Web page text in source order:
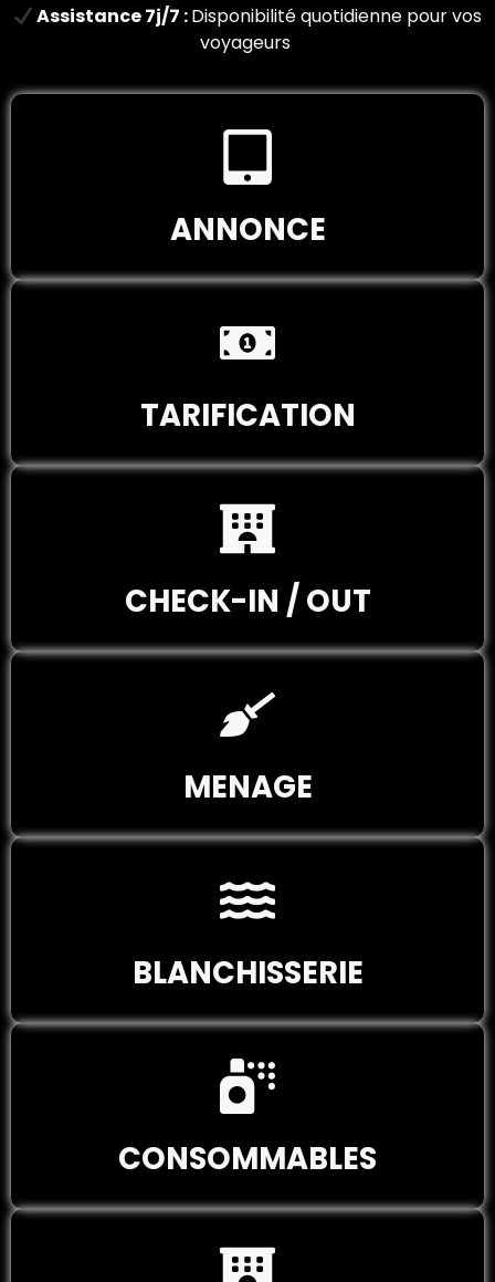
Assistance 7j/7 :Disponibilité quotidienne pour vos
voyageurs
ANNONCE
TARIFICATION
CHECK-IN / OUT
MENAGE
BLANCHISSERIE
CONSOMMABLES